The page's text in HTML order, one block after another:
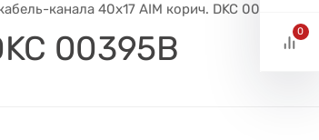
канала 40х17 AIM корич. DKC 00395B
00395B 0